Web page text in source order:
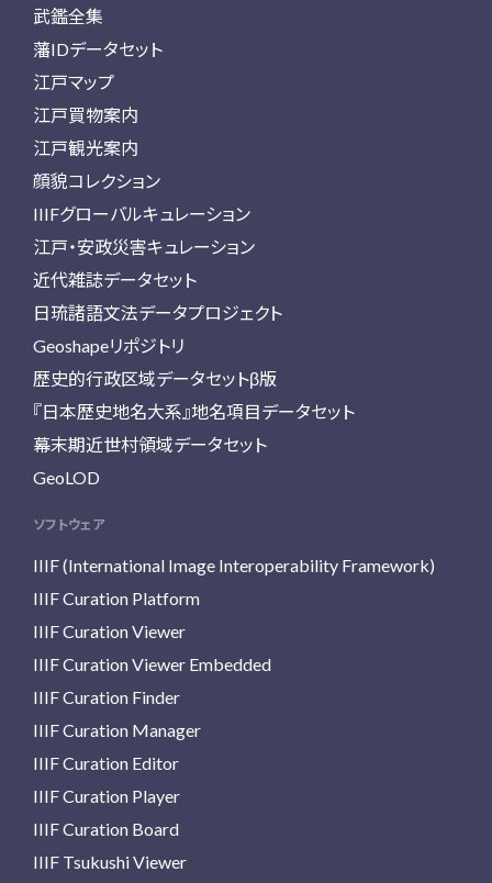
武鑑全集
藩IDデータセット
江戸マップ
江戸買物案内
江戸観光案内
顔貌コレクション
IIIFグローバルキュレーション
江戸・安政災害キュレーション
近代雑誌データセット
日琉諸語文法データプロジェクト
Geoshapeリポジトリ
歴史的行政区域データセットβ版
『日本歴史地名大系』地名項目データセット
幕末期近世村領域データセット
GeoLOD
ソフトウェア
IIIF (International Image Interoperability Framework)
IIIF Curation Platform
IIIF Curation Viewer
IIIF Curation Viewer Embedded
IIIF Curation Finder
IIIF Curation Manager
IIIF Curation Editor
IIIF Curation Player
IIIF Curation Board
IIIF Tsukushi Viewer